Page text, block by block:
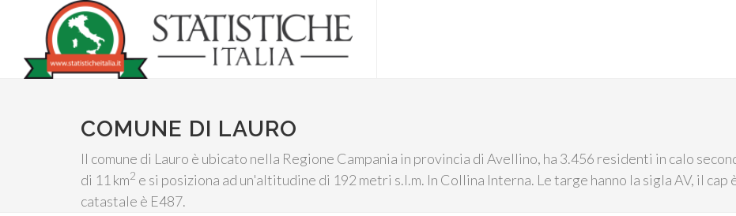
COMUNE DI LAURO
Il comune di Lauro è ubicato nella Regione Campania in provincia di Avellino, ha 3.456 residenti in calo
di 11 km2 e si posiziona ad un'altitudine di 192 metri s.l.m. In Collina Interna. Le targe hanno la sigla AV, il
catastale è E487.